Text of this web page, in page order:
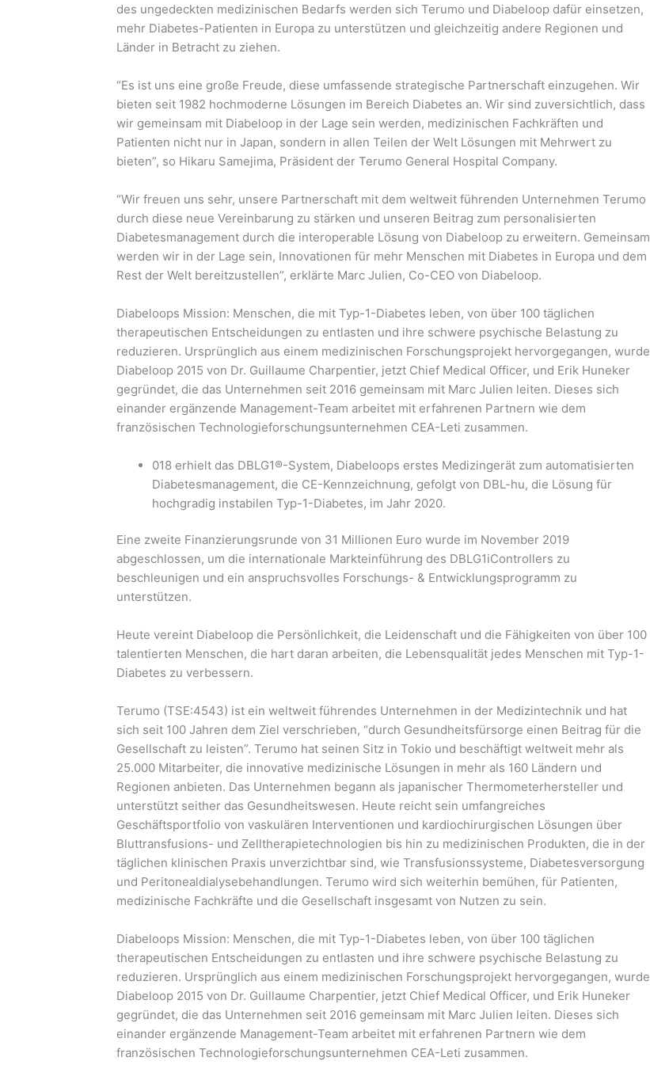
des ungedeckten medizinischen Bedarfs werden sich Terumo und Diabeloop dafür einsetzen,
mehr Diabetes-Patienten in Europa zu unterstützen und gleichzeitig andere Regionen und
Länder in Betracht zu ziehen.
“Es ist uns eine große Freude, diese umfassende strategische Partnerschaft einzugehen. Wir
bieten seit 1982 hochmoderne Lösungen im Bereich Diabetes an. Wir sind zuversichtlich, dass
wir gemeinsam mit Diabeloop in der Lage sein werden, medizinischen Fachkräften und
Patienten nicht nur in Japan, sondern in allen Teilen der Welt Lösungen mit Mehrwert zu
bieten”, so Hikaru Samejima, Präsident der Terumo General Hospital Company.
“Wir freuen uns sehr, unsere Partnerschaft mit dem weltweit führenden Unternehmen Terumo
durch diese neue Vereinbarung zu stärken und unseren Beitrag zum personalisierten
Diabetesmanagement durch die interoperable Lösung von Diabeloop zu erweitern. Gemeinsam
werden wir in der Lage sein, Innovationen für mehr Menschen mit Diabetes in Europa und dem
Rest der Welt bereitzustellen”, erklärte Marc Julien, Co-CEO von Diabeloop.
Diabeloops Mission: Menschen, die mit Typ-1-Diabetes leben, von über 100 täglichen
therapeutischen Entscheidungen zu entlasten und ihre schwere psychische Belastung zu
reduzieren. Ursprünglich aus einem medizinischen Forschungsprojekt hervorgegangen, wurde
Diabeloop 2015 von Dr. Guillaume Charpentier, jetzt Chief Medical Officer, und Erik Huneker
gegründet, die das Unternehmen seit 2016 gemeinsam mit Marc Julien leiten. Dieses sich
einander ergänzende Management-Team arbeitet mit erfahrenen Partnern wie dem
französischen Technologieforschungsunternehmen CEA-Leti zusammen.
018 erhielt das DBLG1®-System, Diabeloops erstes Medizingerät zum automatisierten
Diabetesmanagement, die CE-Kennzeichnung, gefolgt von DBL-hu, die Lösung für
hochgradig instabilen Typ-1-Diabetes, im Jahr 2020.
Eine zweite Finanzierungsrunde von 31 Millionen Euro wurde im November 2019
abgeschlossen, um die internationale Markteinführung des DBLG1iControllers zu
beschleunigen und ein anspruchsvolles Forschungs- & Entwicklungsprogramm zu
unterstützen.
Heute vereint Diabeloop die Persönlichkeit, die Leidenschaft und die Fähigkeiten von über 100
talentierten Menschen, die hart daran arbeiten, die Lebensqualität jedes Menschen mit Typ-1-
Diabetes zu verbessern.
Terumo (TSE:4543) ist ein weltweit führendes Unternehmen in der Medizintechnik und hat
sich seit 100 Jahren dem Ziel verschrieben, “durch Gesundheitsfürsorge einen Beitrag für die
Gesellschaft zu leisten”. Terumo hat seinen Sitz in Tokio und beschäftigt weltweit mehr als
25.000 Mitarbeiter, die innovative medizinische Lösungen in mehr als 160 Ländern und
Regionen anbieten. Das Unternehmen begann als japanischer Thermometerhersteller und
unterstützt seither das Gesundheitswesen. Heute reicht sein umfangreiches
Geschäftsportfolio von vaskulären Interventionen und kardiochirurgischen Lösungen über
Bluttransfusions- und Zelltherapietechnologien bis hin zu medizinischen Produkten, die in der
täglichen klinischen Praxis unverzichtbar sind, wie Transfusionssysteme, Diabetesversorgung
und Peritonealdialysebehandlungen. Terumo wird sich weiterhin bemühen, für Patienten,
medizinische Fachkräfte und die Gesellschaft insgesamt von Nutzen zu sein.
Diabeloops Mission: Menschen, die mit Typ-1-Diabetes leben, von über 100 täglichen
therapeutischen Entscheidungen zu entlasten und ihre schwere psychische Belastung zu
reduzieren. Ursprünglich aus einem medizinischen Forschungsprojekt hervorgegangen, wurde
Diabeloop 2015 von Dr. Guillaume Charpentier, jetzt Chief Medical Officer, und Erik Huneker
gegründet, die das Unternehmen seit 2016 gemeinsam mit Marc Julien leiten. Dieses sich
einander ergänzende Management-Team arbeitet mit erfahrenen Partnern wie dem
französischen Technologieforschungsunternehmen CEA-Leti zusammen.